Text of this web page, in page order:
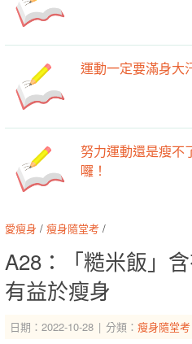
運動一定要滿身大
努力運動還是瘦不
囉！
愛瘦身 / 瘦身隨堂考 /
A28：「糙米飯」
有益於瘦身
日期：2022-10-28 分類： 瘦身隨堂考